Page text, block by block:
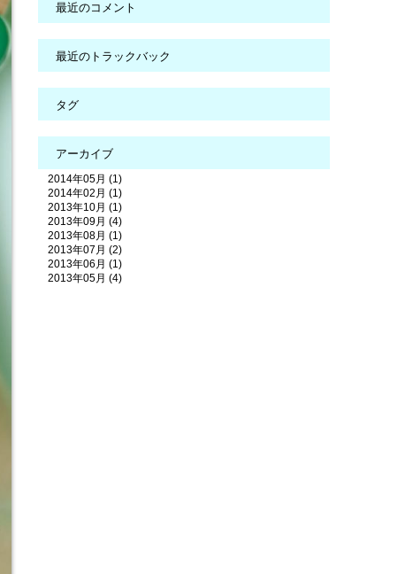
最近のコメント
最近のトラックバック
タグ
アーカイブ
2014年05月 (1)
2014年02月 (1)
2013年10月 (1)
2013年09月 (4)
2013年08月 (1)
2013年07月 (2)
2013年06月 (1)
2013年05月 (4)